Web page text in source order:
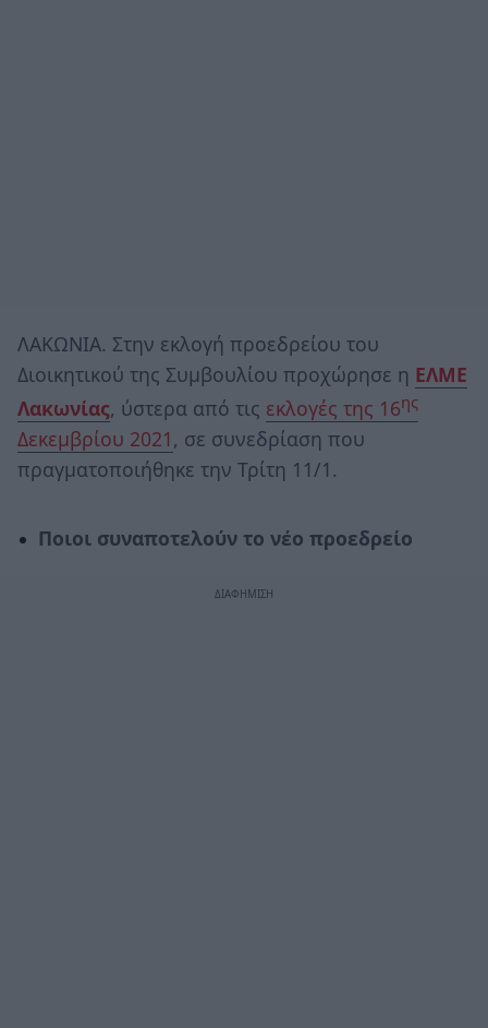
ΛΑΚΩΝΙΑ. Στην εκλογή προεδρείου του
Διοικητικού της Συμβουλίου προχώρησε η ΕΛΜΕ
Λακωνίας, ύστερα από τις εκλογές της 16ης
Δεκεμβρίου 2021 , σε συνεδρίαση που
πραγματοποιήθηκε την Τρίτη 11/1.
Ποιοι συναποτελούν το νέο προεδρείο